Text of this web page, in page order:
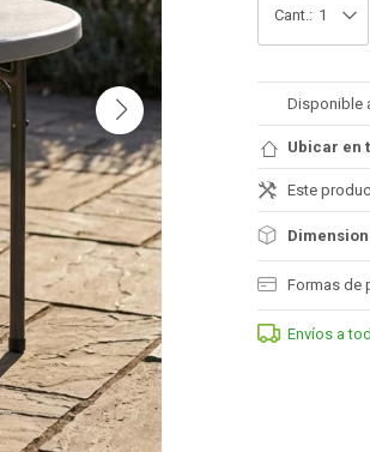
1
Disponible
Ubicar en
Este
Formas de
Envíos a